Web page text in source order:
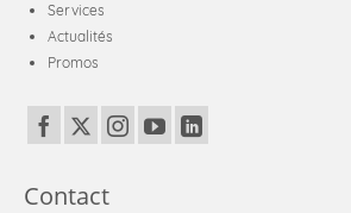
Services
Actualités
Promos
Contact